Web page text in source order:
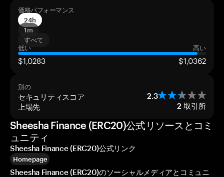
価格パフォーマンス
24h
1m
すべて
低い
高い
$1,0283 $1,0362
別の
セキュリティスコア 2.3
上場先 2 取引所
Sheesha Finance (ERC20)公式リソースとコミ
ュニティ
Sheesha Finance (ERC20)公式リンク
Homepage
Sheesha Finance (ERC20)のソーシャルメディアとコミュニ